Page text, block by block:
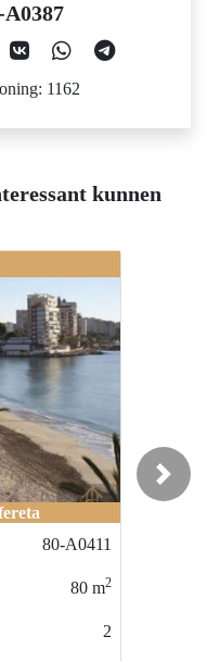
1162
kunnen
€
80-B0063
192
Next